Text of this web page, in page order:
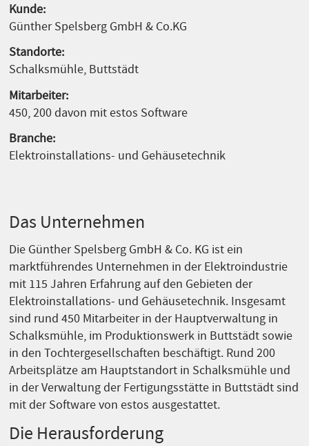
Kunde:
Günther Spelsberg GmbH & Co.KG
Standorte:
Schalksmühle, Buttstädt
Mitarbeiter:
450, 200 davon mit estos Software
Branche:
Elektroinstallations- und Gehäusetechnik
Das Unternehmen
Die Günther Spelsberg GmbH & Co. KG ist ein
marktführendes Unternehmen in der Elektroindustrie
mit 115 Jahren Erfahrung auf den Gebieten der
Elektroinstallations- und Gehäusetechnik. Insgesamt
sind rund 450 Mitarbeiter in der Hauptverwaltung in
Schalksmühle, im Produktionswerk in Buttstädt sowie
in den Tochtergesellschaften beschäftigt. Rund 200
Arbeitsplätze am Hauptstandort in Schalksmühle und
in der Verwaltung der Fertigungsstätte in Buttstädt sind
mit der Software von estos ausgestattet.
Die Herausforderung